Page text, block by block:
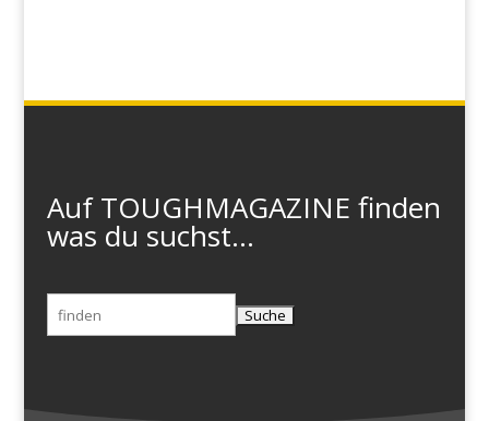
Auf TOUGHMAGAZINE finden
was du suchst...
Suchen
nach: